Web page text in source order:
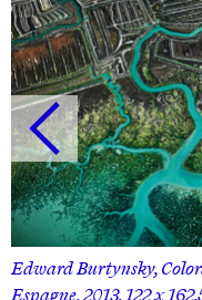
Edward Burtynsky,
Espagne, 2013, 122 x